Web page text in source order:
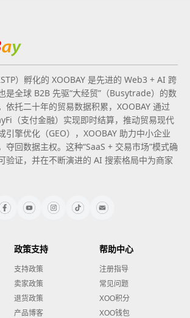
）孵化的 XOOBAY 是先进的 Web3 + AI 跨
是全球 B2B 先驱“大经贸”（Busytrade）的数
依托二十年的贸易数据积累，XOOBAY 通过
（支付金融）实现即时结算，推动贸易现代
引擎优化（GEO），XOOBAY 助力中小企业
夺回数据主权。这种“SaaS + 交易市场”模式确
验证，并在不断演进的 AI 搜索格局中为商家
政策支持
支持政策
卖家政策
退货政策
产品博客
帮助中心
注册指导
常见问题
XOO积分
XOO钱包